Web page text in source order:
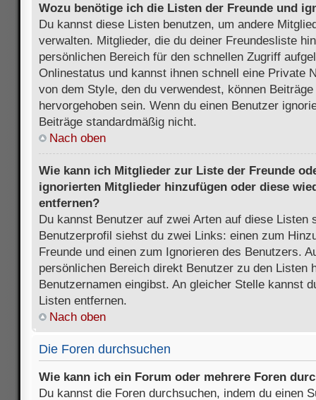
Wozu benötige ich die Listen der Freunde und
Du kannst diese Listen benutzen, um andere
verwalten. Mitglieder, die du deiner Freundesliste
persönlichen Bereich für den schnellen Zugriff
Onlinestatus und kannst ihnen schnell eine Private
von dem Style, den du verwendest, können
hervorgehoben sein. Wenn du einen Benutzer
Beiträge standardmäßig nicht.
Nach oben
Wie kann ich Mitglieder zur Liste der Freunde
ignorierten Mitglieder hinzufügen oder diese
entfernen?
Du kannst Benutzer auf zwei Arten auf diese Listen
Benutzerprofil siehst du zwei Links: einen zum
Freunde und einen zum Ignorieren des Benutzers.
persönlichen Bereich direkt Benutzer zu den Listen
Benutzernamen eingibst. An gleicher Stelle kannst
Listen entfernen.
Nach oben
Die Foren durchsuchen
Wie kann ich ein Forum oder mehrere Foren
Du kannst die Foren durchsuchen, indem du einen